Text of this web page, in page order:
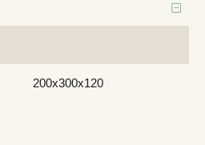
200x300x120